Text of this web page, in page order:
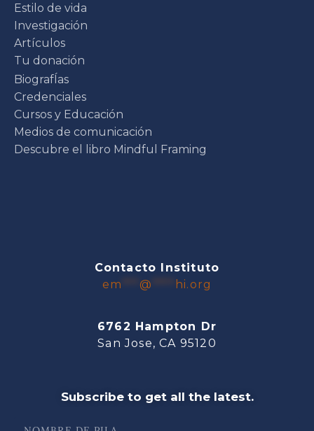
Estilo de vida
Investigación
Artículos
Tu donación
BiografÍas
Credenciales
Cursos y Educación
Medios de comunicación
Descubre el libro Mindful Framing
Contacto Instituto
em
@ hi.org
6762 Hampton Dr
San Jose, CA 95120
Subscribe to get all the latest.